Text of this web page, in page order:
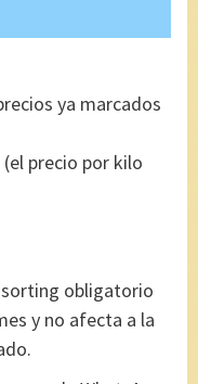
ya marcados
(el precio por kilo
sorting obligatorio
y no afecta a la